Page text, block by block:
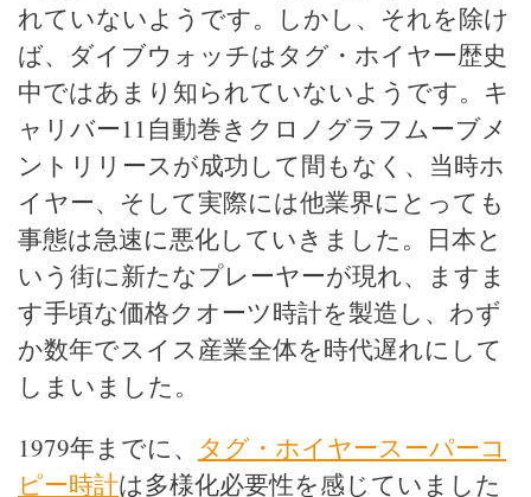
れていないようです。しかし、それを除け
ば、ダイブウォッチはタグ・ホイヤー歴史
中ではあまり知られていないようです。キ
ャリバー11自動巻きクロノグラフムーブメ
ントリリースが成功して間もなく、当時ホ
イヤー、そして実際には他業界にとっても
事態は急速に悪化していきました。日本と
いう街に新たなプレーヤーが現れ、ますま
す手頃な価格クオーツ時計を製造し、わず
か数年でスイス産業全体を時代遅れにして
しまいました。
1979年までに、 タグ・ホイヤースーパーコ
ピー時計は多様化必要性を感じていました